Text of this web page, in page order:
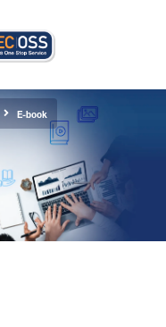
E-book